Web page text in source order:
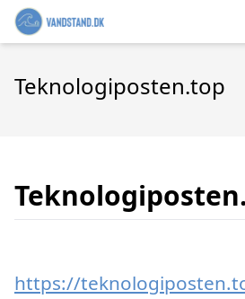
Teknologiposten.top
https://